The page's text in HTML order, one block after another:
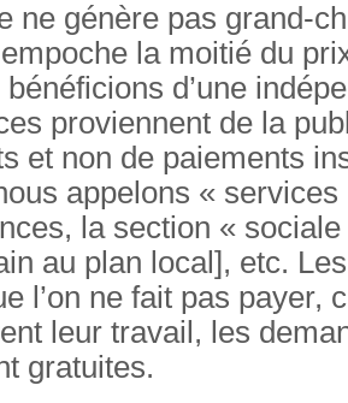
ne génère pas grand-
la moitié du
d’une
proviennent de la
et non de paiements
appelons «
la section « sociale
au plan local], etc.
l’on ne fait pas payer,
leur travail, les
gratuites.